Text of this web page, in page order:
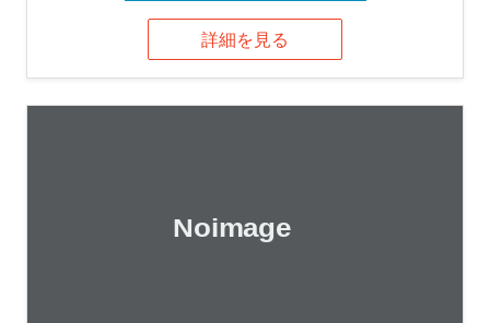
詳細を見る